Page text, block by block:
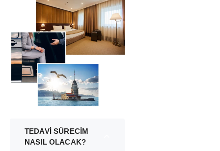
TEDAVİ SÜRECİM
NASIL OLACAK?